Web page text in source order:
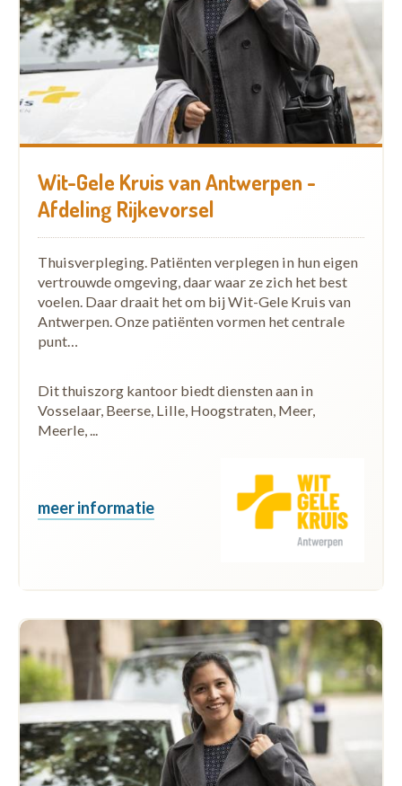
Wit-Gele Kruis van Antwerpen -
Afdeling Rijkevorsel
Thuisverpleging. Patiënten verplegen in hun eigen
vertrouwde omgeving, daar waar ze zich het best
voelen. Daar draait het om bij Wit-Gele Kruis van
Antwerpen. Onze patiënten vormen het centrale
punt…
Dit thuiszorg kantoor biedt diensten aan in
Vosselaar, Beerse, Lille, Hoogstraten, Meer,
Meerle, ...
meer informatie